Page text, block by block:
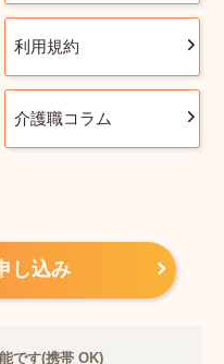
利用規約
介護職コラム
し込み
です(携帯 OK)